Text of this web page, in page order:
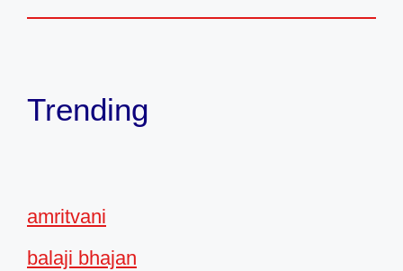
Trending
amritvani
balaji bhajan